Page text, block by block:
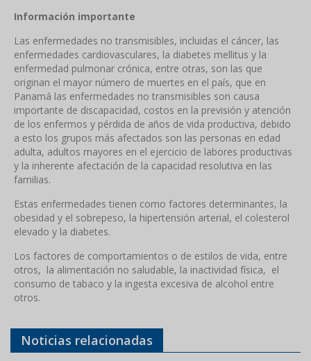
Información importante
Las enfermedades no transmisibles, incluidas el cáncer, las
enfermedades cardiovasculares, la diabetes mellitus y la
enfermedad pulmonar crónica, entre otras, son las que
originan el mayor número de muertes en el país, que en
Panamá las enfermedades no transmisibles son causa
importante de discapacidad, costos en la previsión y atención
de los enfermos y pérdida de años de vida productiva, debido
a esto los grupos más afectados son las personas en edad
adulta, adultos mayores en el ejercicio de labores productivas
y la inherente afectación de la capacidad resolutiva en las
familias.
Estas enfermedades tienen como factores determinantes, la
obesidad y el sobrepeso, la hipertensión arterial, el colesterol
elevado y la diabetes.
Los factores de comportamientos o de estilos de vida, entre
otros, la alimentación no saludable, la inactividad física, el
consumo de tabaco y la ingesta excesiva de alcohol entre
otros.
Noticias relacionadas